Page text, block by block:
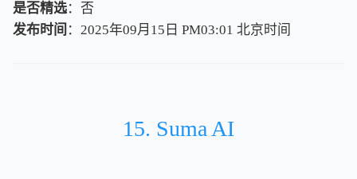
是否精选：否
发布时间 ：2025年09月15日 PM03:01 北京时间
北京时间
15. Suma AI